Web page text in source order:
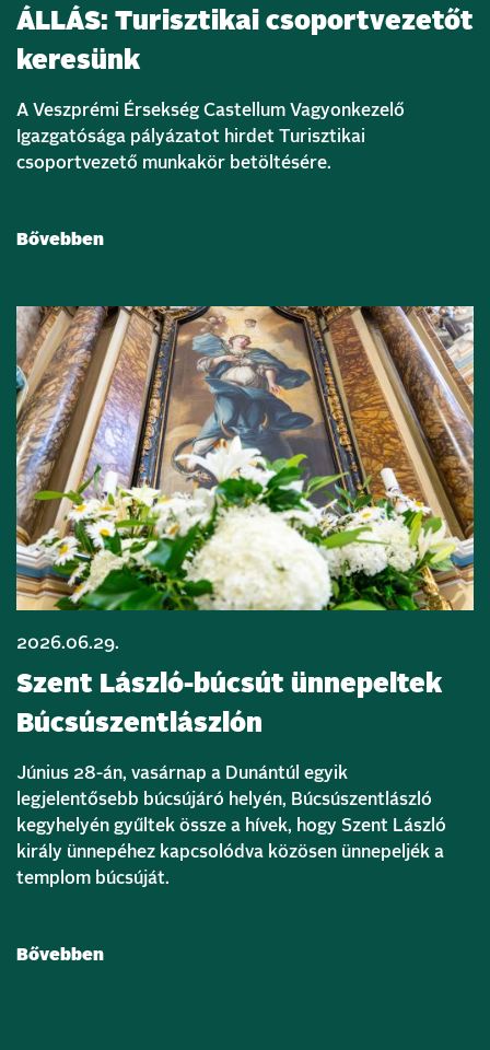
ÁLLÁS: Turisztikai csoportvezetőt
keresünk
A Veszprémi Érsekség Castellum Vagyonkezelő
Igazgatósága pályázatot hirdet Turisztikai
csoportvezető munkakör betöltésére.
Bővebben
2026.06.29.
Szent László-búcsút ünnepeltek
Búcsúszentlászlón
Június 28-án, vasárnap a Dunántúl egyik
legjelentősebb búcsújáró helyén, Búcsúszentlászló
kegyhelyén gyűltek össze a hívek, hogy Szent László
király ünnepéhez kapcsolódva közösen ünnepeljék a
templom búcsúját.
Bővebben